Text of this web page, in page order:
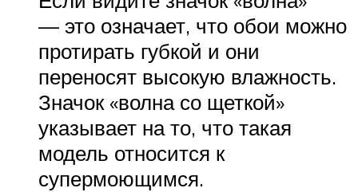
— это означает, что обои можно
протирать губкой и они
переносят высокую влажность.
Значок «волна со щеткой»
указывает на то, что такая
модель относится к
супермоющимся.